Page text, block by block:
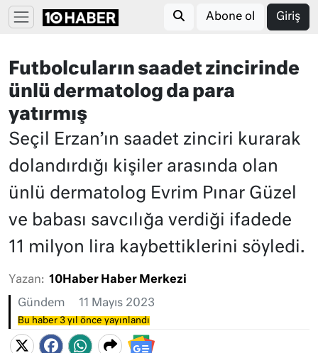
Abone ol Giriş
Futbolcuların saadet zincirinde
ünlü dermatolog da para
yatırmış
Seçil Erzan’ın saadet zinciri kurarak
dolandırdığı kişiler arasında olan
ünlü dermatolog Evrim Pınar Güzel
ve babası savcılığa verdiği ifadede
11 milyon lira kaybettiklerini söyledi.
Yazan: 10Haber Haber Merkezi
Gündem 11 Mayıs 2023
Bu haber 3 yıl önce yayınlandı